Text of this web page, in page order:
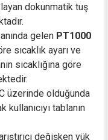
dokunmatik tuş
gelen PT1000
sıcaklık ayarı ve
sıcaklığına göre
üzerinde olduğunda
kullanıcıyı tablanın
değişken yük